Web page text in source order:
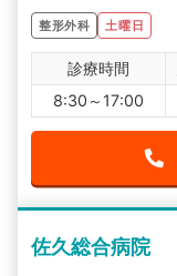
整形外科 土曜日
診療時間
8:30～17:00
佐久総合病院